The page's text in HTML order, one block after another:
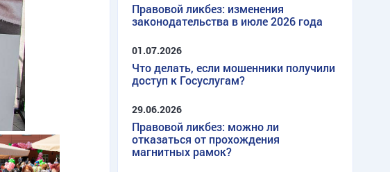
Правовой ликбез: изменения
законодательства в июле 2026 года
01.07.2026
Что делать, если мошенники получили
доступ к Госуслугам?
29.06.2026
Правовой ликбез: можно ли
отказаться от прохождения
магнитных рамок?